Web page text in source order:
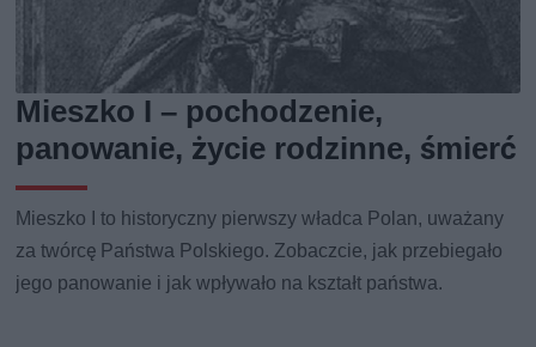
Mieszko I – pochodzenie,
panowanie, życie rodzinne, śmierć
Mieszko I to historyczny pierwszy władca Polan, uważany
za twórcę Państwa Polskiego. Zobaczcie, jak przebiegało
jego panowanie i jak wpływało na kształt państwa.